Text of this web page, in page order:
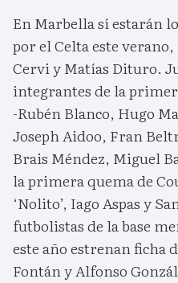
En Marbella sí estarán
por el Celta este
Cervi y Matías Dituro.
integrantes de la
-Rubén Blanco, Hugo
Joseph Aidoo, Fran
Brais Méndez, Miguel
la primera quema de
‘Nolito’, Iago Aspas y
futbolistas de la base
este año estrenan ficha
Fontán y Alfonso